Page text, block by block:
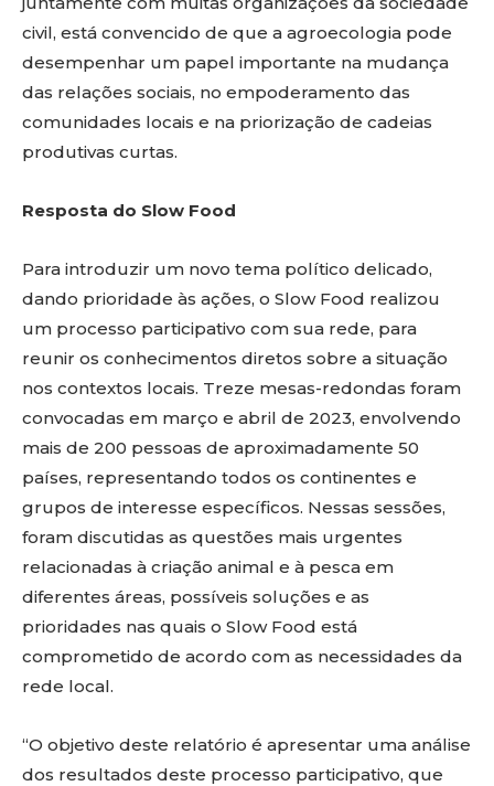
civil, está convencido de que a agroecologia pode
desempenhar um papel importante na mudança
das relações sociais, no empoderamento das
comunidades locais e na priorização de cadeias
produtivas curtas.
Resposta do Slow Food
Para introduzir um novo tema político delicado,
dando prioridade às ações, o Slow Food realizou
um processo participativo com sua rede, para
reunir os conhecimentos diretos sobre a situação
nos contextos locais. Treze mesas-redondas foram
convocadas em março e abril de 2023, envolvendo
mais de 200 pessoas de aproximadamente 50
países, representando todos os continentes e
grupos de interesse específicos. Nessas sessões,
foram discutidas as questões mais urgentes
relacionadas à criação animal e à pesca em
diferentes áreas, possíveis soluções e as
prioridades nas quais o Slow Food está
comprometido de acordo com as necessidades da
rede local.
“O objetivo deste relatório é apresentar uma análise
dos resultados deste processo participativo, que